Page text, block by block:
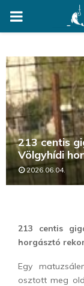
PRIMARY
213 centis
Völgyhídi
2026.06.04.
213 centis
horgásztó
Egy
osztott meg